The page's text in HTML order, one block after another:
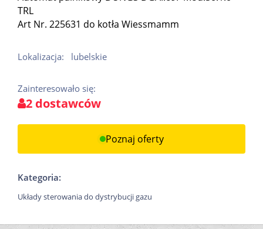
TRL
Art Nr. 225631 do kotła Wiessmamm
Lokalizacja: lubelskie
Zainteresowało się:
2 dostawców
Poznaj oferty
Kategoria:
Układy sterowania do dystrybucji gazu